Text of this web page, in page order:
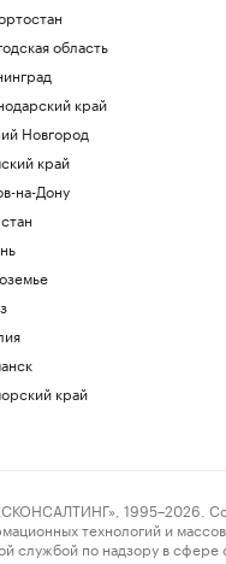
область
край
Новгород
край
на-Дону
край
1995–2026.
технологий и
службой по надзору в